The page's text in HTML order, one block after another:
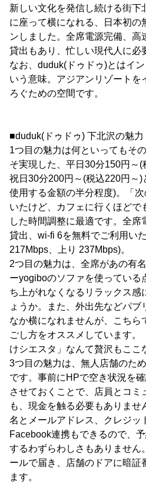
新しい文化を発信し続ける街下
に座って横になれる、日本初の
ンしました。全席電源完備、高
貸出もあり、忙しい現代人に必
なお、duduk(ドゥドゥ)とはイ
いう意味。アジアンリゾートを
ろぐための空間です。
■duduk(ドゥドゥ) 下北沢の魅力
1つ目の魅力は何といってもそ
そ実現した、平日30分150円～(
祝日30分200円～(税込220円～
使用する金額の半分程度)。「
いたけど、カフェに行くほどで
した時間調整に最適です。全
貸出、wi-fi 6を無料でご利用い
217Mbps、上り 237Mbps)。
2つ目の魅力は、全席があの有
ーyogiboのソファを使っている
ち上がれなくなるリラックス感
ょうか。また、外出先などパ
なか横になれませんが、こちら
ごし方をオススメしています。
けシエスタ」なんて贅沢もここ
3つ目の魅力は、無人店舗のた
です。事前にHPで空き状況を
させておくことで、店員とコ
も、現金を触る必要もありませ
名とメールアドレス、クレジッ
Facebook連携もできるので、
するわずらわしさもありません
ールで届き、店舗のドアに暗証
ます。